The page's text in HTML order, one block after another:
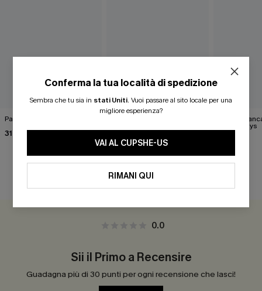
Pantaloncini kaki stile retrò
31,00 € 40,00 €
Maglia
Happy Days
RECENSIONI DEI CLIENTI
0.0
Sii il Primo a Recensire
Guadagna più di 30 punti per ogni recensione che lasci!
Conferma la tua località di spedizione
Sembra che tu sia in stati Uniti. Vuoi passare al sito locale per una
migliore esperienza?
VAI AL CUPSHE-US
RIMANI QUI